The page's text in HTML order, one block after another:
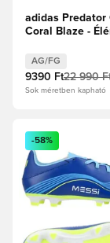
adidas Predator
Coral Blaze -
cipők/Ragyogó
AG/FG
9390 Ft22 990
Sok méretben kapható
Megnyit egy
-58%